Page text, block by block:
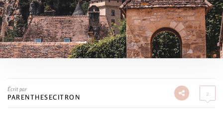
Écrit par
PARENTHESECITRON 2